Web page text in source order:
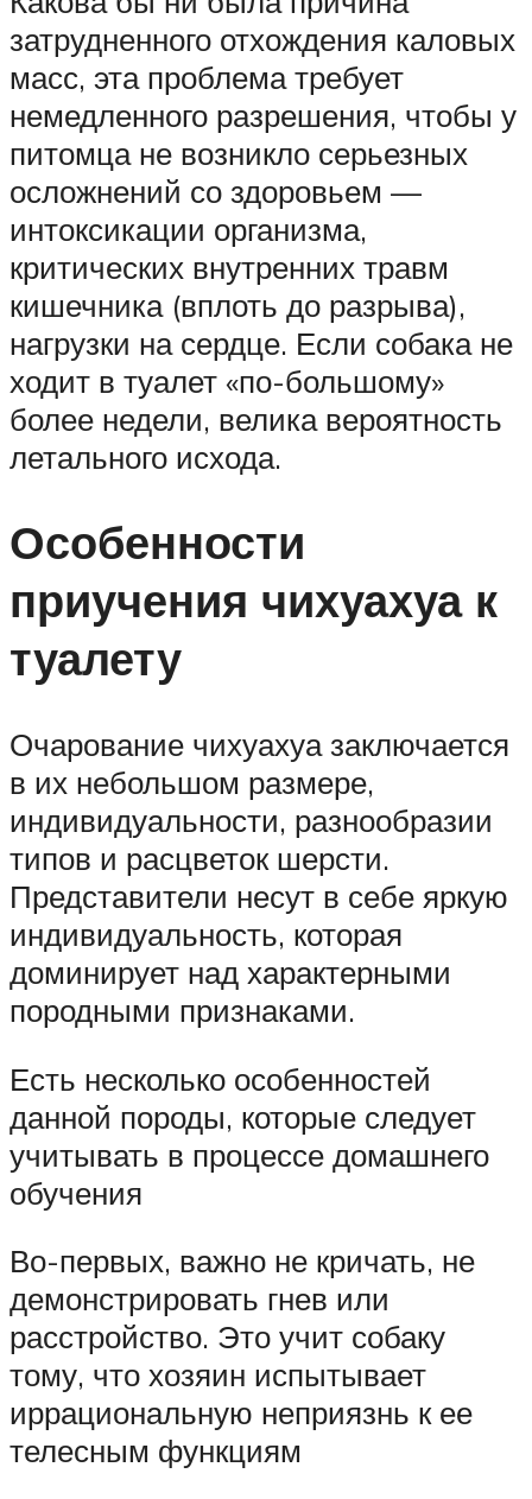
затрудненного отхождения каловых
масс, эта проблема требует
немедленного разрешения, чтобы у
питомца не возникло серьезных
осложнений со здоровьем —
интоксикации организма,
критических внутренних травм
кишечника (вплоть до разрыва),
нагрузки на сердце. Если собака не
ходит в туалет «по-большому»
более недели, велика вероятность
летального исхода.
Особенности
приучения чихуахуа к
туалету
Очарование чихуахуа заключается
в их небольшом размере,
индивидуальности, разнообразии
типов и расцветок шерсти.
Представители несут в себе яркую
индивидуальность, которая
доминирует над характерными
породными признаками.
Есть несколько особенностей
данной породы, которые следует
учитывать в процессе домашнего
обучения
Во-первых, важно не кричать, не
демонстрировать гнев или
расстройство. Это учит собаку
тому, что хозяин испытывает
иррациональную неприязнь к ее
телесным функциям